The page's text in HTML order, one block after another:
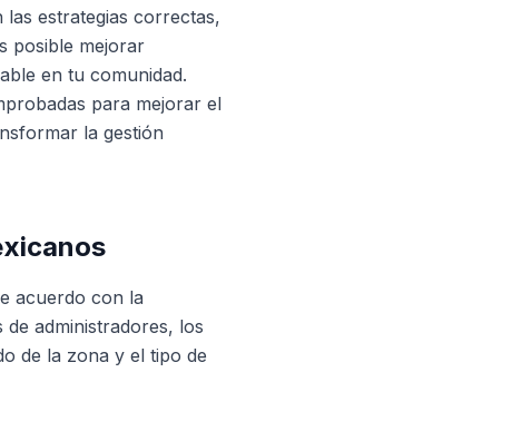
estrategias correctas,
posible mejorar
en tu comunidad.
para mejorar el
la gestión
acuerdo con la
de administradores, los
de la zona y el tipo de